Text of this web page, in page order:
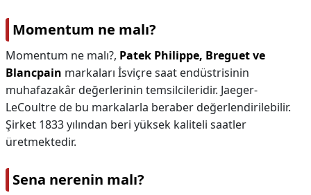
Momentum ne malı?
Momentum ne malı?, Patek Philippe, Breguet ve
Blancpain markaları İsviçre saat endüstrisinin
muhafazakâr değerlerinin temsilcileridir. Jaeger-
LeCoultre de bu markalarla beraber değerlendirilebilir.
Şirket 1833 yılından beri yüksek kaliteli saatler
üretmektedir.
Sena nerenin malı?